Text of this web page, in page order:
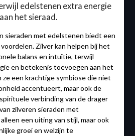
edelstenen extra energie
het sieraad.
sieraden met edelstenen biedt een
Zilver kan helpen bij het
balans en intuïtie, terwijl
en betekenis toevoegen aan het
ze een krachtige symbiose die niet
accentueert, maar ook de
verbinding van de drager
zilveren sieraden met
een uiting van stijl, maar ook
groei en welzijn te